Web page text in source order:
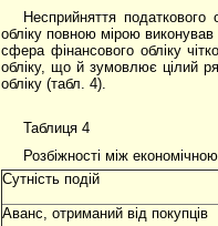
Несприйняття
обліку повною мірою
сфера фінансового обліку
обліку, що й зумовлює цілий
обліку (табл. 4).
Таблиця 4
Розбіжності між
Сутність подій
Аванс, отриманий від покупців